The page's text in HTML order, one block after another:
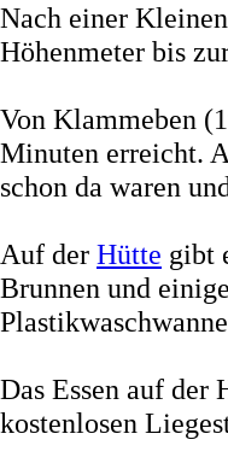
Nach einer
Höhenmeter bis
Von Klammeben
Minuten erreicht.
schon da waren
Auf der Hütte gibt
Brunnen und
Das Essen auf der
kostenlosen